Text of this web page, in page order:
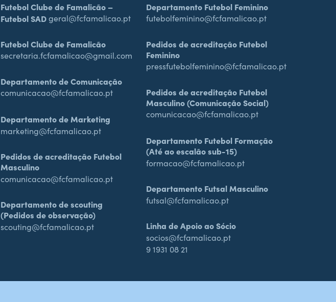
Futebol Clube de Famalicão –
Futebol SADgeral@fcfamalicao.pt
Futebol Clube de Famalicão
secretaria.fcfamalicao@gmail.com
Departamento de Comunicação
comunicacao@fcfamalicao.pt
Departamento de Marketing
marketing@fcfamalicao.pt
Pedidos de acreditação Futebol
Masculino
comunicacao@fcfamalicao.pt
Departamento de scouting
(Pedidos de observação)
scouting@fcfamalicao.pt
Departamento Futebol Feminino
futebolfeminino@fcfamalicao.pt
Pedidos de acreditação Futebol
Feminino
pressfutebolfeminino@fcfamalicao.pt
Pedidos de acreditação Futebol
Masculino (Comunicação Social)
comunicacao@fcfamalicao.pt
Departamento Futebol Formação
(Até ao escalão sub-15)
formacao@fcfamalicao.pt
Departamento Futsal Masculino
futsal@fcfamalicao.pt
Linha de Apoio ao Sócio
socios@fcfamalicao.pt
9 1931 08 21